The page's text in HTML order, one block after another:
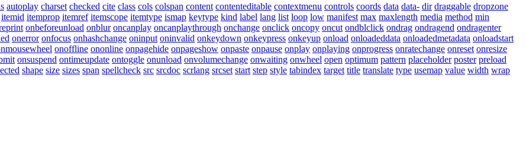
autoplay charset checked cite class cols colspan content contenteditable contextmenu controls coords data data- dir draggable dropzone
itemid itemprop itemref itemscope itemtype ismap keytype kind label lang list loop low manifest max maxlength media method min
onbeforeunload onblur oncanplay oncanplaythrough onchange onclick oncopy oncut ondblclick ondrag ondragend ondragenter
onerror onfocus onhashchange oninput oninvalid onkeydown onkeypress onkeyup onload onloadeddata onloadedmetadata onloadstart
onoffline ononline onpagehide onpageshow onpaste onpause onplay onplaying onprogress onratechange onreset onresize
onsuspend ontimeupdate ontoggle onunload onvolumechange onwaiting onwheel open optimum pattern placeholder poster preload
shape size sizes span spellcheck src srcdoc scrlang srcset start step style tabindex target title translate type usemap value width wrap